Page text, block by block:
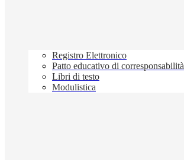
Registro Elettronico
Patto educativo di corresponsabilità
Libri di testo
Modulistica